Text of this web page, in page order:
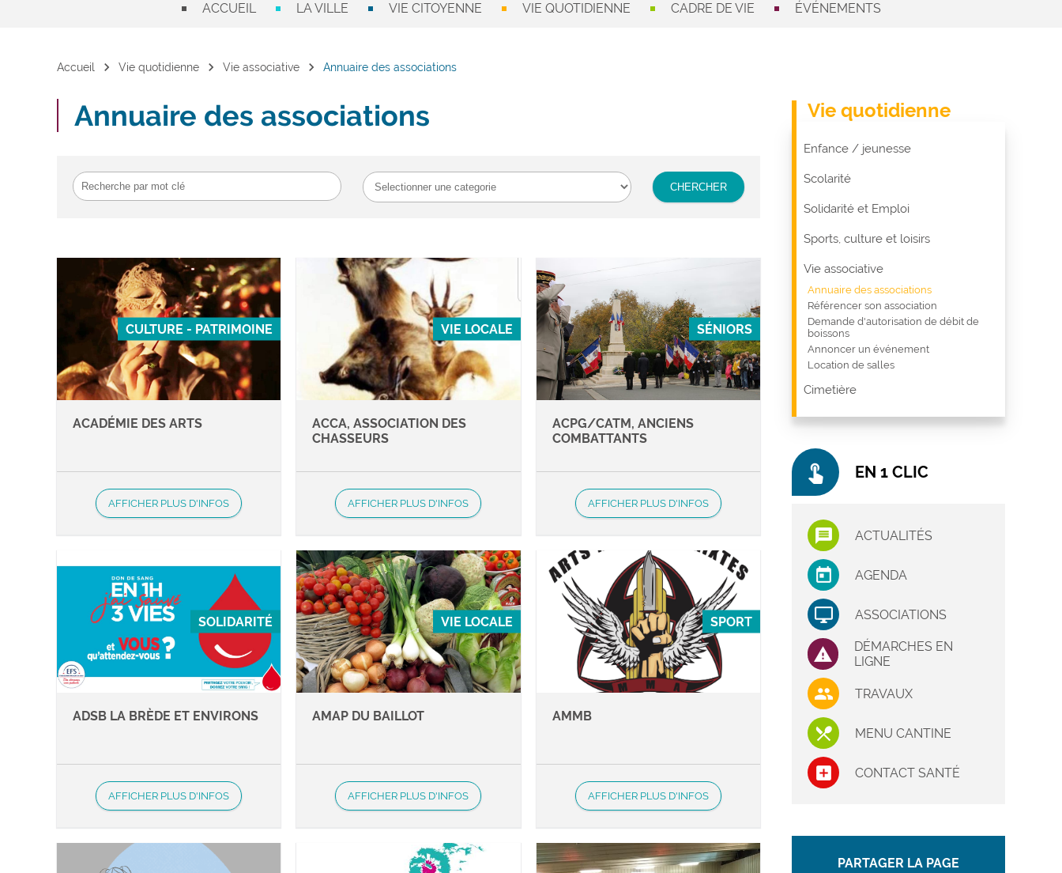
ACCUEIL LA VILLE VIE CITOYENNE VIE QUOTIDIENNE CADRE DE VIE ÉVÉNEMENTS
Accueil chevron_right Vie quotidienne chevron_right Vie associative chevron_right Annuaire des associations
Annuaire des associations
CULTURE - PATRIMOINE
ACADÉMIE DES ARTS
AFFICHER PLUS D'INFOS
VIE LOCALE
ACCA, ASSOCIATION DES
CHASSEURS
AFFICHER PLUS D'INFOS
SÉNIORS
ACPG/CATM, ANCIENS
COMBATTANTS
AFFICHER PLUS D'INFOS
SOLIDARITÉ
ADSB LA BRÈDE ET ENVIRONS
AFFICHER PLUS D'INFOS
VIE LOCALE
AMAP DU BAILLOT
AFFICHER PLUS D'INFOS
SPORT
AMMB
AFFICHER PLUS D'INFOS
Vie quotidienne
Enfance / jeunesse
Scolarité
Solidarité et Emploi
Sports, culture et loisirs
Vie associative
Annuaire des associations
Référencer son association
Demande d'autorisation de débit de
boissons
Annoncer un événement
Location de salles
Cimetière
touch_app EN 1 CLIC
ACTUALITÉS
AGENDA
ASSOCIATIONS
DÉMARCHES EN
LIGNE
TRAVAUX
MENU CANTINE
CONTACT SANTÉ
PARTAGER LA PAGE